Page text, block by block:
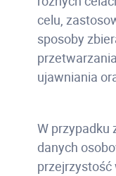
celu,
sposoby
ujawniania
W przypadku
danych
przejrzystość